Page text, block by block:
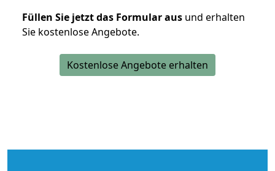
Füllen Sie jetzt das Formular aus und erhalten
Sie kostenlose Angebote.
Kostenlose Angebote erhalten